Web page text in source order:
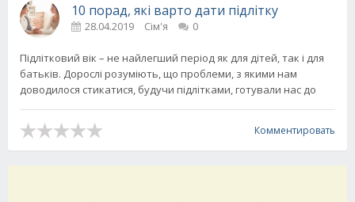
10 порад, які варто дати підлітку
28.04.2019 Сім'я 0
Підлітковий вік – не найлегший період як для дітей, так і для
батьків. Дорослі розуміють, що проблеми, з якими нам
доводилося стикатися, будучи підлітками, готували нас до
Комментировать